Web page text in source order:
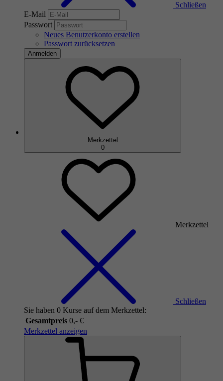
Schließen
E-Mail
Passwort
Neues Benutzerkonto erstellen
Passwort zurücksetzen
Anmelden
Merkzettel
0
Merkzettel
Schließen
Sie haben 0 Kurse auf dem Merkzettel:
Gesamtpreis 0,- €
Merkzettel anzeigen